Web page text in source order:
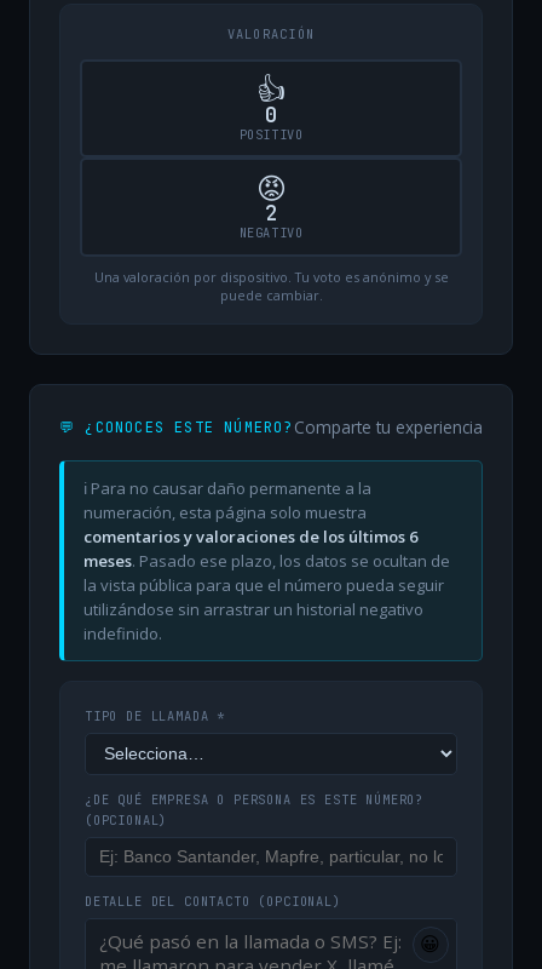
VALORACIÓN
👍
0
POSITIVO
😡
2
NEGATIVO
Una valoración por dispositivo. Tu voto es anónimo y se
puede cambiar.
💬 ¿CONOCES ESTE NÚMERO? Comparte tu experiencia
ℹ️ Para no causar daño permanente a la
numeración, esta página solo muestra
comentarios y valoraciones de los últimos 6
meses. Pasado ese plazo, los datos se ocultan de
la vista pública para que el número pueda seguir
utilizándose sin arrastrar un historial negativo
indefinido.
TIPO DE LLAMADA *
¿DE QUÉ EMPRESA O PERSONA ES ESTE NÚMERO?
(OPCIONAL)
DETALLE DEL CONTACTO (OPCIONAL)
😀